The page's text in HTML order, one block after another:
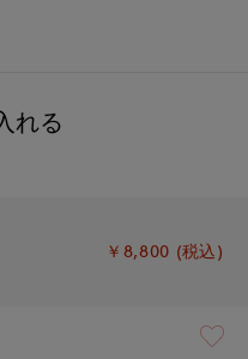
れる
￥8,800 (税込)